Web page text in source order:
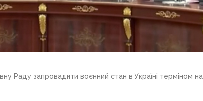
Раду запровадити воєнний стан в Україні терміном на